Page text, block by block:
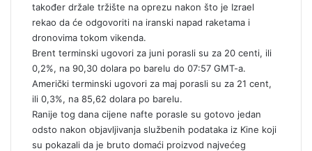
također držale tržište na oprezu nakon što je Izrael
rekao da će odgovoriti na iranski napad raketama i
dronovima tokom vikenda.
Brent terminski ugovori za juni porasli su za 20 centi, ili
0,2%, na 90,30 dolara po barelu do 07:57 GMT-a.
Američki terminski ugovori za maj porasli su za 21 cent,
ili 0,3%, na 85,62 dolara po barelu.
Ranije tog dana cijene nafte porasle su gotovo jedan
odsto nakon objavljivanja službenih podataka iz Kine koji
su pokazali da je bruto domaći proizvod najvećeg